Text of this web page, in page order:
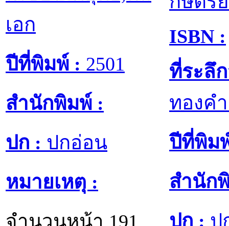
เอก
ปีที่พิมพ์ : 2501
สำนักพิมพ์ :
ปก : ปกอ่อน
หมายเหตุ :
จำนวนหน้า 191
ISBN :
ที่ระลึ
ทองค
ปีที่พิม
สำนัก
ปก : ป